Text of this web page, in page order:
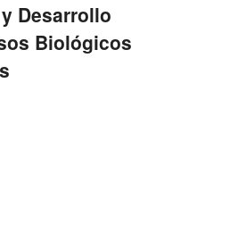
Desarrollo
Biológicos